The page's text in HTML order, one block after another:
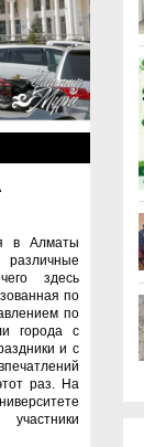
в Алматы
здесь
по
по
города с
и с
раз. На